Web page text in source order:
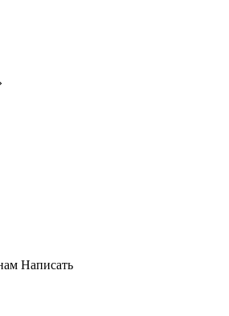
Написать